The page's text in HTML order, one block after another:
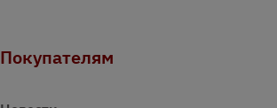
Покупателям